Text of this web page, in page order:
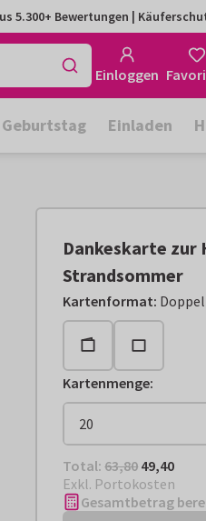
5.300+ Bewertungen |
Einloggen
Geburtstag Einladen
Dankeskarte zur
Strandsommer
Kartenformat:
Kartenmenge:
Total: € 49,40
Total: 63,80 49,40
Exkl. Portokosten
Gesamtbetrag